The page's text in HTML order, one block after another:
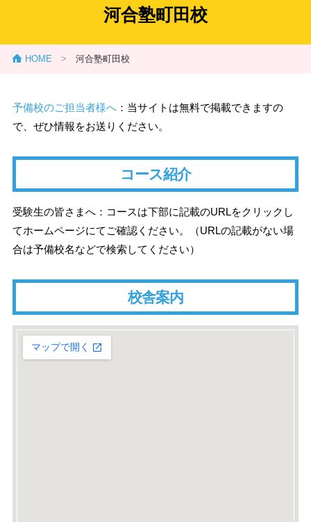
河合塾町田校
HOME > 河合塾町田校
予備校のご担当者様へ：当サイトは無料で掲載できますの
で、ぜひ情報をお送りください。
コース紹介
受験生の皆さまへ：コースは下部に記載のURLをクリックし
てホームページにてご確認ください。（URLの記載がない場
合は予備校名などで検索してください）
校舎案内